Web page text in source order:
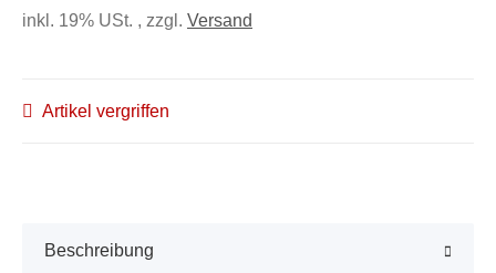
inkl. 19% USt. , zzgl. Versand
Artikel vergriffen
Beschreibung